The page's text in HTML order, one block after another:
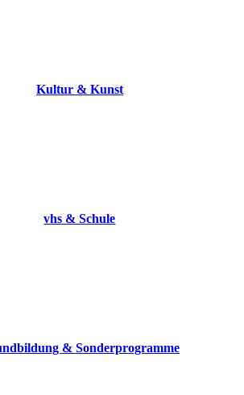
Kultur & Kunst
vhs & Schule
& Sonderprogramme